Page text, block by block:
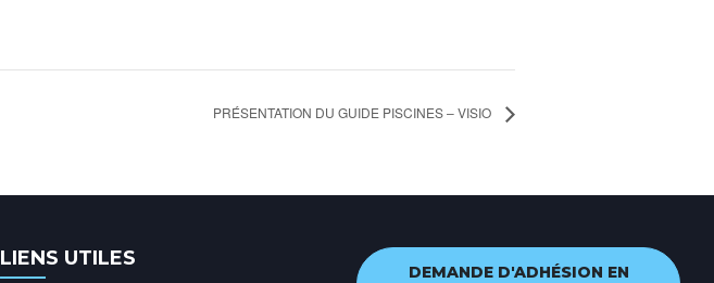
PRÉSENTATION DU GUIDE PISCINES – VISIO
LIENS UTILES
DEMANDE D'ADHÉSION EN